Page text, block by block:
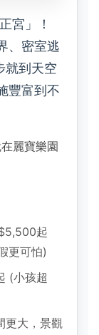
宮」！
、密室逃
就到天空
豐富到不
麗寶樂園
起
更可怕)
(小孩超
更大，景觀